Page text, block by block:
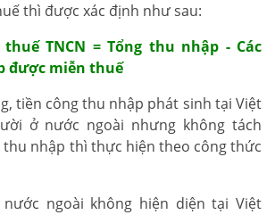
thì được xác định như sau:
TNCN = Tổng thu nhập - Các
được miễn thuế
tiền công thu nhập phát sinh tại Việt
ở nước ngoài nhưng không tách
nhập thì thực hiện theo công thức
ngoài không hiện diện tại Việt